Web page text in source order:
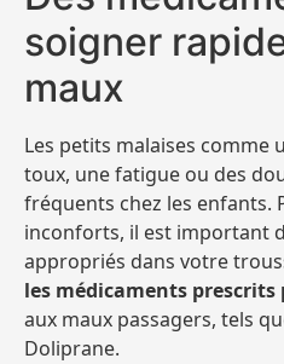
soigner
maux
Les petits malaises comme
toux, une fatigue ou des
fréquents chez les enfants.
inconforts, il est important
appropriés dans votre
les médicaments
aux maux passagers, tels
Doliprane.